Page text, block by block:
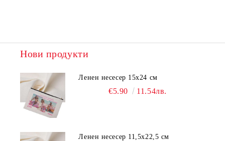
Нови продукти
Ленен несесер 15х24 см
€5.90 11.54лв.
Ленен несесер 11,5х22,5 см